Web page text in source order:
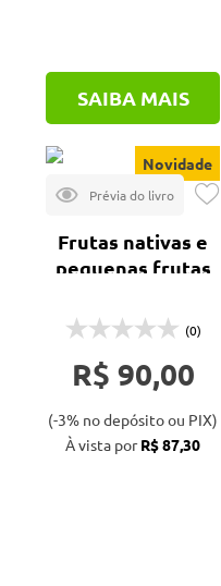
SAIBA MAIS
Novidade
Frutas nativas e
pequenas frutas
(0)
R$ 90,00
(-3% no depósito ou PIX)
À vista porR$ 87,30